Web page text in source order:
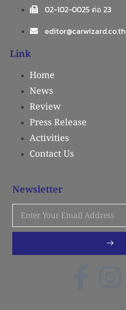
02-102-0025 ต่อ 23
editor@carwizard.co.th
Link
Home
News
Review
Press Release
Activities
Contact Us
Newsletter